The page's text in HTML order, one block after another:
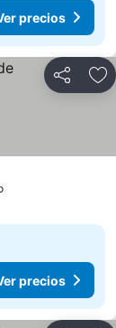
precios
Compartir
precios